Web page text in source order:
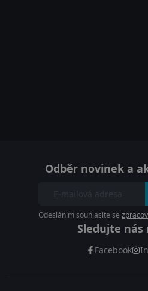
Odběr novinek a
Odesláním souhlasíte se
Sledujte nás
Facebook